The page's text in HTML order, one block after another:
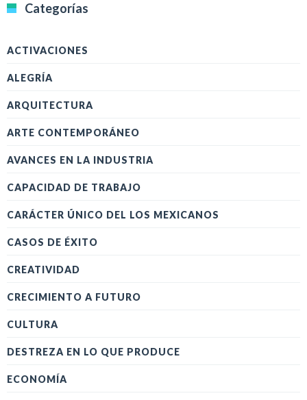
Categorías
ACTIVACIONES
ALEGRÍA
ARQUITECTURA
ARTE CONTEMPORÁNEO
AVANCES EN LA INDUSTRIA
CAPACIDAD DE TRABAJO
CARÁCTER ÚNICO DEL LOS MEXICANOS
CASOS DE ÉXITO
CREATIVIDAD
CRECIMIENTO A FUTURO
CULTURA
DESTREZA EN LO QUE PRODUCE
ECONOMÍA